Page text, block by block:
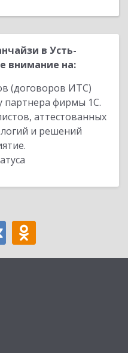
в Усть-
внимание на:
(договоров ИТС)
партнера фирмы 1С.
аттестованных
и решений